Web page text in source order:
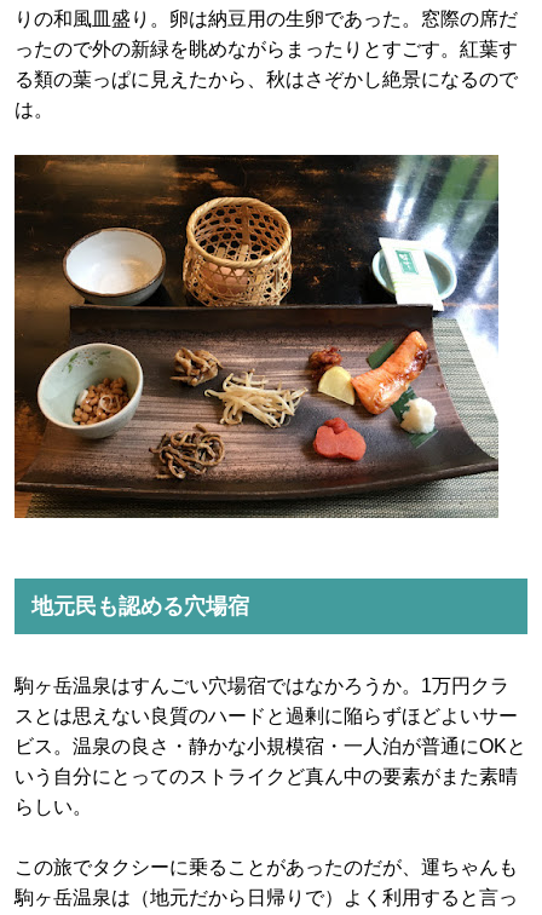
りの和風皿盛り。卵は納豆用の生卵であった。窓際の席だ
ったので外の新緑を眺めながらまったりとすごす。紅葉す
る類の葉っぱに見えたから、秋はさぞかし絶景になるので
は。
地元民も認める穴場宿
駒ヶ岳温泉はすんごい穴場宿ではなかろうか。1万円クラ
スとは思えない良質のハードと過剰に陥らずほどよいサー
ビス。温泉の良さ・静かな小規模宿・一人泊が普通にOKと
いう自分にとってのストライクど真ん中の要素がまた素晴
らしい。
この旅でタクシーに乗ることがあったのだが、運ちゃんも
駒ヶ岳温泉は（地元だから日帰りで）よく利用すると言っ